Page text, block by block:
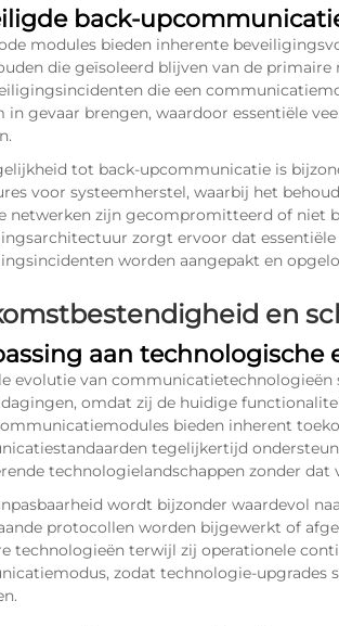
back-
modules bieden inherente
die geïsoleerd blijven van de
die een
in gevaar brengen, waardoor essentiële
tot back-upcommunicatie is
voor systeemherstel, waarbij het
netwerken zijn gecompromitteerd of niet
zorgt ervoor dat
worden aangepakt en
en
aan technologische
evolutie van
omdat zij de huidige
bieden inherent
tegelijkertijd
technologielandschappen zonder
wordt bijzonder waardevol
protocollen worden bijgewerkt of
technologieën terwijl zij operationele
zodat technologie-upgrades